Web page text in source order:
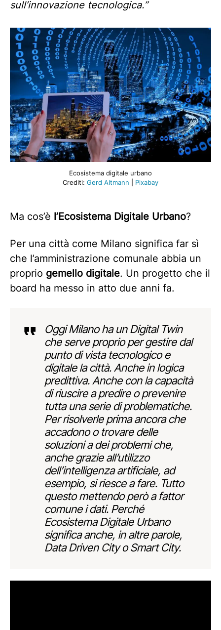
sull’innovazione tecnologica.”
Ecosistema digitale urbano
Crediti: Gerd Altmann Pixabay
Ma cos’è l’Ecosistema Digitale Urbano?
Per una città come Milano significa far sì
che l’amministrazione comunale abbia un
proprio gemello digitale. Un progetto che il
board ha messo in atto due anni fa.
Oggi Milano ha un Digital Twin
che serve proprio per gestire dal
punto di vista tecnologico e
digitale la città. Anche in logica
predittiva. Anche con la capacità
di riuscire a predire o prevenire
tutta una serie di problematiche.
Per risolverle prima ancora che
accadono o trovare delle
soluzioni a dei problemi che,
anche grazie all’utilizzo
dell’intelligenza artificiale, ad
esempio, si riesce a fare. Tutto
questo mettendo però a fattor
comune i dati. Perché
Ecosistema Digitale Urbano
significa anche, in altre parole,
Data Driven City o Smart City.